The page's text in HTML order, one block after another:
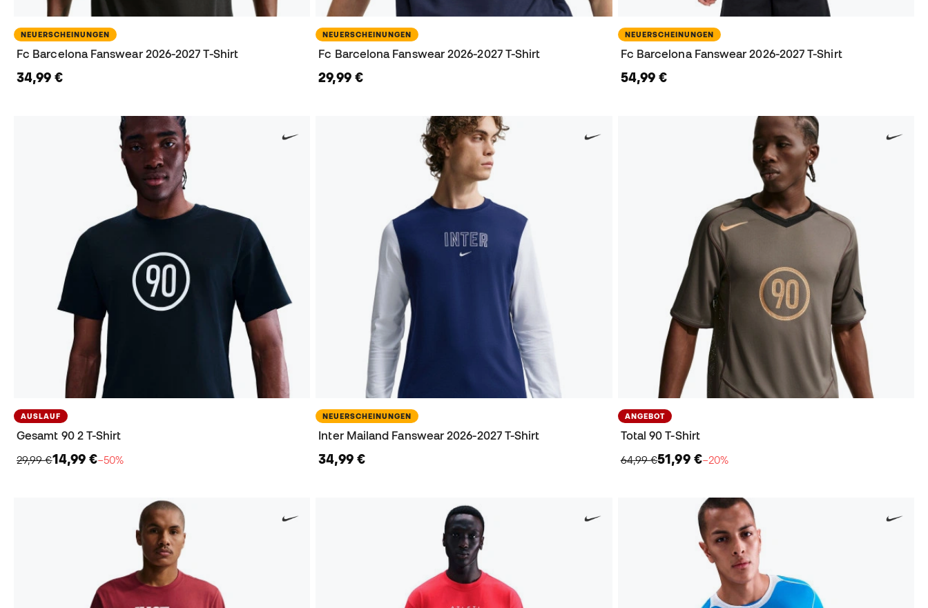
NEUERSCHEINUNGEN
Fc Barcelona Fanswear 2026-2027 T-Shirt
34,99 €
NEUERSCHEINUNGEN
Fc Barcelona Fanswear 2026-2027 T-Shirt
29,99 €
NEUERSCHEINUNGEN
Fc Barcelona Fanswear 2026-2027 T-Shirt
54,99 €
AUSLAUF
Gesamt 90 2 T-Shirt
29,99 €14,99 €−50%
NEUERSCHEINUNGEN
Inter Mailand Fanswear 2026-2027 T-Shirt
34,99 €
ANGEBOT
Total 90 T-Shirt
64,99 €51,99 €−20%